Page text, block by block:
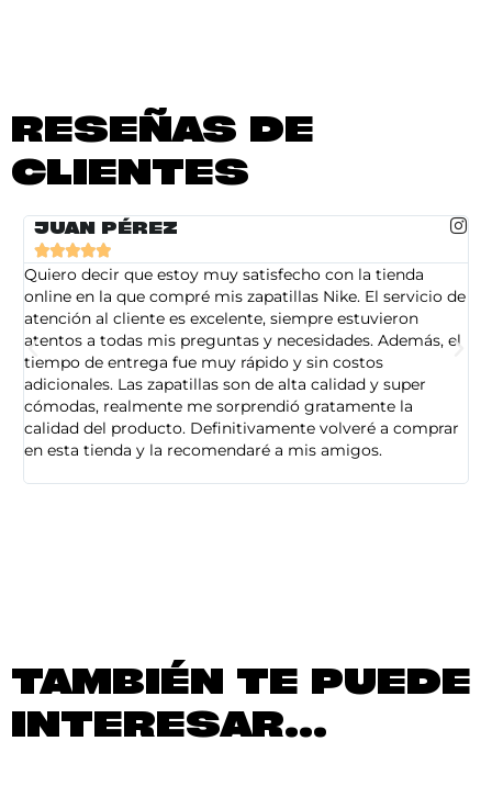
RESEÑAS DE
CLIENTES
JUAN PÉREZ

Quiero decir que estoy muy satisfecho con la tienda
online en la que compré mis zapatillas Nike. El servicio de
atención al cliente es excelente, siempre estuvieron
atentos a todas mis preguntas y necesidades. Además, el
tiempo de entrega fue muy rápido y sin costos
adicionales. Las zapatillas son de alta calidad y super
cómodas, realmente me sorprendió gratamente la
calidad del producto. Definitivamente volveré a comprar
en esta tienda y la recomendaré a mis amigos.
TAMBIÉN TE PUEDE
INTERESAR...